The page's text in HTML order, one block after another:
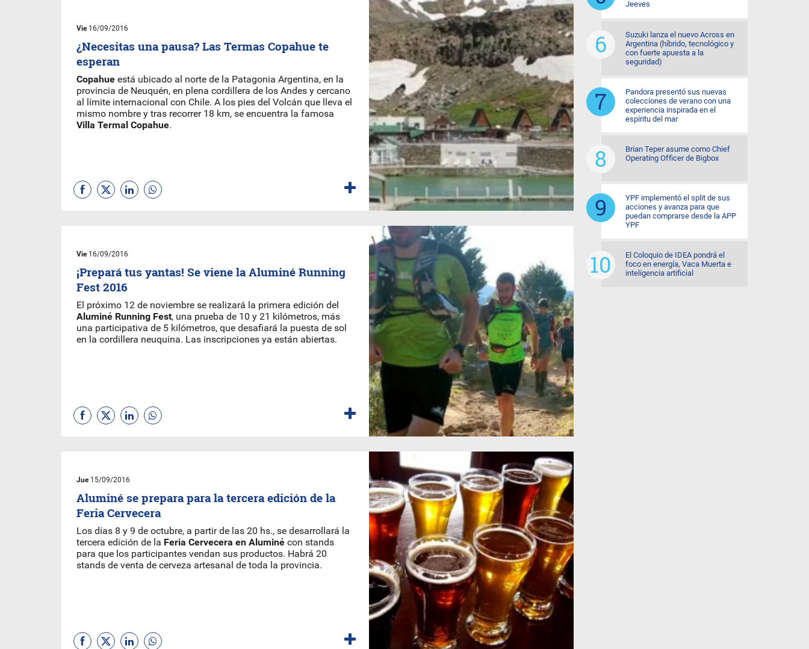
Vie16/09/2016
¿Necesitas una pausa? Las Termas Copahue te
esperan
Copahue está ubicado al norte de la Patagonia Argentina, en la
provincia de Neuquén, en plena cordillera de los Andes y cercano
al límite internacional con Chile. A los pies del Volcán que lleva el
mismo nombre y tras recorrer 18 km, se encuentra la famosa
Villa Termal Copahue.
Vie16/09/2016
¡Prepará tus yantas! Se viene la Aluminé Running
Fest 2016
El próximo 12 de noviembre se realizará la primera edición del
Aluminé Running Fest, una prueba de 10 y 21 kilómetros, más
una participativa de 5 kilómetros, que desafiará la puesta de sol
en la cordillera neuquina. Las inscripciones ya están abiertas.
Jue15/09/2016
Aluminé se prepara para la tercera edición de la
Feria Cervecera
Los días 8 y 9 de octubre, a partir de las 20 hs., se desarrollará la
tercera edición de la Feria Cervecera en Aluminé con stands
para que los participantes vendan sus productos. Habrá 20
stands de venta de cerveza artesanal de toda la provincia.
Jeeves
Suzuki lanza el nuevo Across en
Argentina (híbrido, tecnológico y
con fuerte apuesta a la
seguridad)
Pandora presentó sus nuevas
colecciones de verano con una
experiencia inspirada en el
espíritu del mar
Brian Teper asume como Chief
Operating Officer de Bigbox
YPF implementó el split de sus
acciones y avanza para que
puedan comprarse desde la APP
YPF
El Coloquio de IDEA pondrá el
foco en energía, Vaca Muerta e
inteligencia artificial